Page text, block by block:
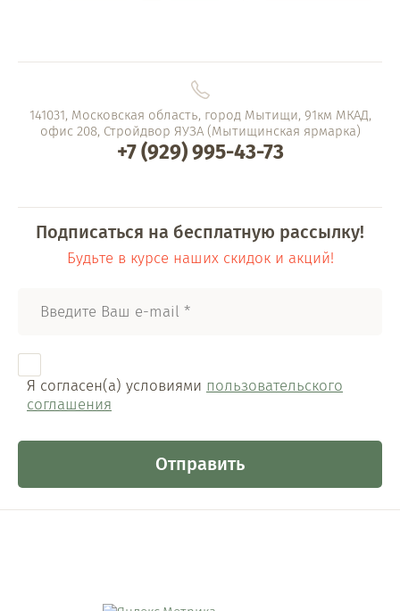
141031, Московская область, город Мытищи, 91км МКАД,
офис 208, Стройдвор ЯУЗА (Мытищинская ярмарка)
+7 (929) 995-43-73
Подписаться на бесплатную рассылку!
Будьте в курсе наших скидок и акций!
Я согласен(а) условиями пользовательского
соглашения
Отправить